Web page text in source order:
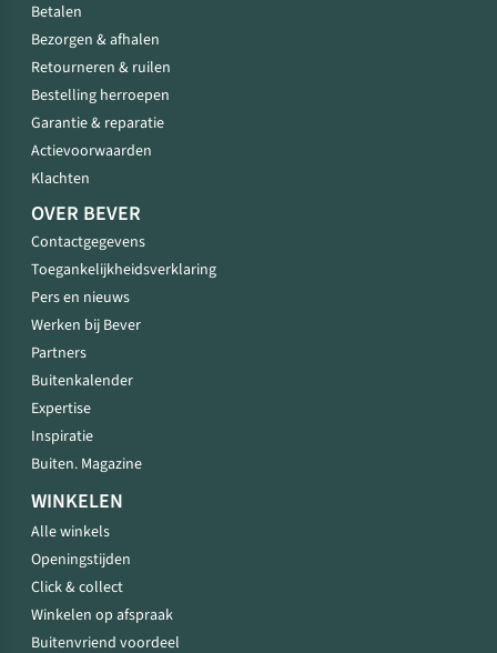
Betalen
Bezorgen & afhalen
Retourneren & ruilen
Bestelling herroepen
Garantie & reparatie
Actievoorwaarden
Klachten
OVER BEVER
Contactgegevens
Toegankelijkheidsverklaring
Pers en nieuws
Werken bij Bever
Partners
Buitenkalender
Expertise
Inspiratie
Buiten. Magazine
WINKELEN
Alle winkels
Openingstijden
Click & collect
Winkelen op afspraak
Buitenvriend voordeel